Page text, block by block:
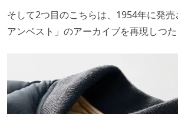
そして2つ目のこちらは、1954年に発売
アンベスト」のアーカイブを再現しつた